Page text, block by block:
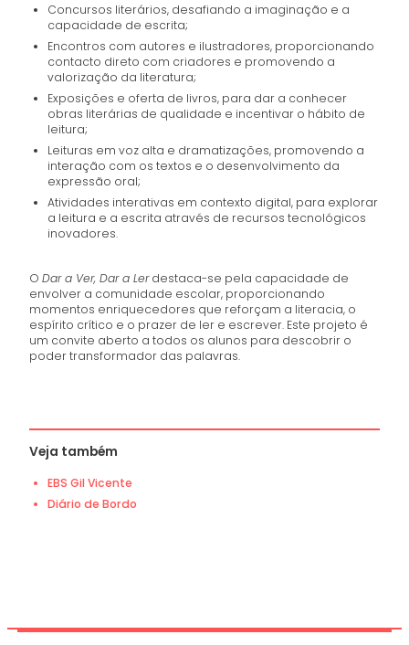
Concursos literários, desafiando a imaginação e a
capacidade de escrita;
Encontros com autores e ilustradores, proporcionando
contacto direto com criadores e promovendo a
valorização da literatura;
Exposições e oferta de livros, para dar a conhecer
obras literárias de qualidade e incentivar o hábito de
leitura;
Leituras em voz alta e dramatizações, promovendo a
interação com os textos e o desenvolvimento da
expressão oral;
Atividades interativas em contexto digital, para explorar
a leitura e a escrita através de recursos tecnológicos
inovadores.
ODar a Ver, Dar a Lerdestaca-se pela capacidade de
envolver a comunidade escolar, proporcionando
momentos enriquecedores que reforçam a literacia, o
espírito crítico e o prazer de ler e escrever. Este projeto é
um convite aberto a todos os alunos para descobrir o
poder transformador das palavras.
Veja também
EBS Gil Vicente
Diário de Bordo